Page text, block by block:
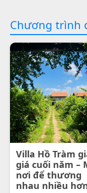
Chương trình
Villa Hồ Tràm
giá cuối năm –
nơi để thương
nhau nhiều